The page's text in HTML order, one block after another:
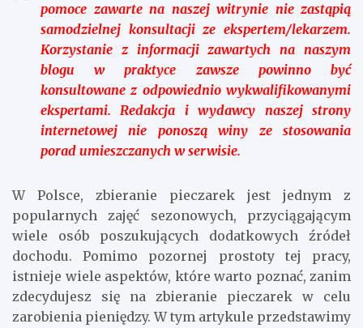
pomoce zawarte na naszej witrynie nie zastąpią
samodzielnej konsultacji ze ekspertem/lekarzem.
Korzystanie z informacji zawartych na naszym
blogu w praktyce zawsze powinno być
konsultowane z odpowiednio wykwalifikowanymi
ekspertami. Redakcja i wydawcy naszej strony
internetowej nie ponoszą winy ze stosowania
porad umieszczanych w serwisie.
W Polsce, zbieranie pieczarek jest jednym z
popularnych zajęć sezonowych, przyciągającym
wiele osób poszukujących dodatkowych źródeł
dochodu. Pomimo pozornej prostoty tej pracy,
istnieje wiele aspektów, które warto poznać, zanim
zdecydujesz się na zbieranie pieczarek w celu
zarobienia pieniędzy. W tym artykule przedstawimy